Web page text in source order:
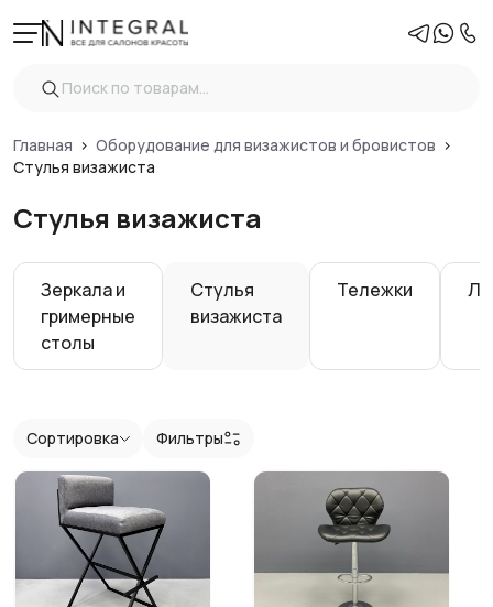
Главная
Оборудование для визажистов и бровистов
Стулья визажиста
Стулья визажиста
Зеркала и
гримерные
столы
Стулья
визажиста
Тележки
Очистить
Регулировка высоты
Вид
Спинка стула
Показать
Сортировка Фильтры